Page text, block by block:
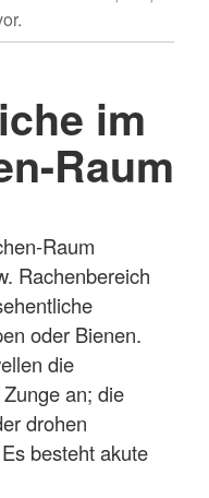
im
Raum
Raum
Rachenbereich
oder Bienen.
die
an; die
drohen
besteht akute